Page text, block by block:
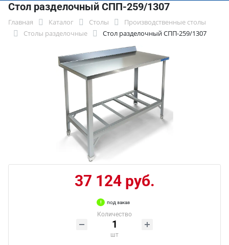
Стол разделочный СПП-259/1307
Главная Каталог Столы
Производственные столы
Столы разделочные
Стол разделочный СПП-259/1307
37 124 руб.
под заказ
Количество
шт